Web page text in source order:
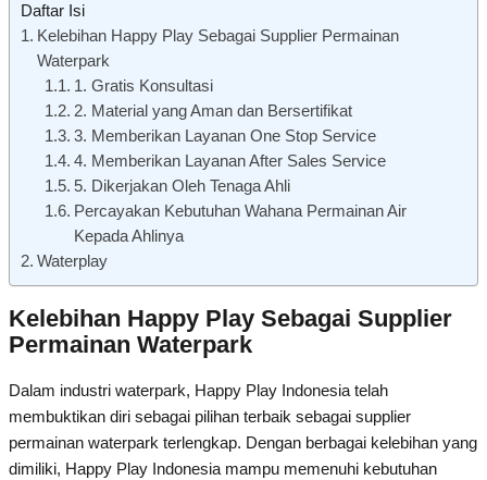
Daftar Isi
Kelebihan Happy Play Sebagai Supplier Permainan
Waterpark
1. Gratis Konsultasi
2. Material yang Aman dan Bersertifikat
3. Memberikan Layanan One Stop Service
4. Memberikan Layanan After Sales Service
5. Dikerjakan Oleh Tenaga Ahli
Percayakan Kebutuhan Wahana Permainan Air
Kepada Ahlinya
Waterplay
Kelebihan Happy Play Sebagai Supplier
Permainan Waterpark
Dalam industri waterpark, Happy Play Indonesia telah
membuktikan diri sebagai pilihan terbaik sebagai supplier
permainan waterpark terlengkap. Dengan berbagai kelebihan yang
dimiliki, Happy Play Indonesia mampu memenuhi kebutuhan